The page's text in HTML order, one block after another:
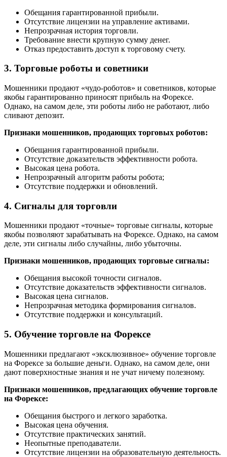
Обещания гарантированной прибыли.
Отсутствие лицензии на управление активами.
Непрозрачная история торговли.
Требование внести крупную сумму денег.
Отказ предоставить доступ к торговому счету.
3. Торговые роботы и советники
Мошенники продают «чудо-роботов» и советников, которые
якобы гарантированно приносят прибыль на Форексе.
Однако, на самом деле, эти роботы либо не работают, либо
сливают депозит.
Признаки мошенников, продающих торговых роботов:
Обещания гарантированной прибыли.
Отсутствие доказательств эффективности робота.
Высокая цена робота.
Непрозрачный алгоритм работы робота;
Отсутствие поддержки и обновлений.
4. Сигналы для торговли
Мошенники продают «точные» торговые сигналы, которые
якобы позволяют зарабатывать на Форексе. Однако, на самом
деле, эти сигналы либо случайны, либо убыточны.
Признаки мошенников, продающих торговые сигналы:
Обещания высокой точности сигналов.
Отсутствие доказательств эффективности сигналов.
Высокая цена сигналов.
Непрозрачная методика формирования сигналов.
Отсутствие поддержки и консультаций.
5. Обучение торговле на Форексе
Мошенники предлагают «эксклюзивное» обучение торговле
на Форексе за большие деньги. Однако, на самом деле, они
дают поверхностные знания и не учат ничему полезному.
Признаки мошенников, предлагающих обучение торговле
на Форексе:
Обещания быстрого и легкого заработка.
Высокая цена обучения.
Отсутствие практических занятий.
Неопытные преподаватели.
Отсутствие лицензии на образовательную деятельность.